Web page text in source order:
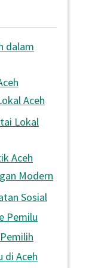
dalam
Aceh
Lokal
Aceh
Modern
Sosial
Pemilu
di Aceh